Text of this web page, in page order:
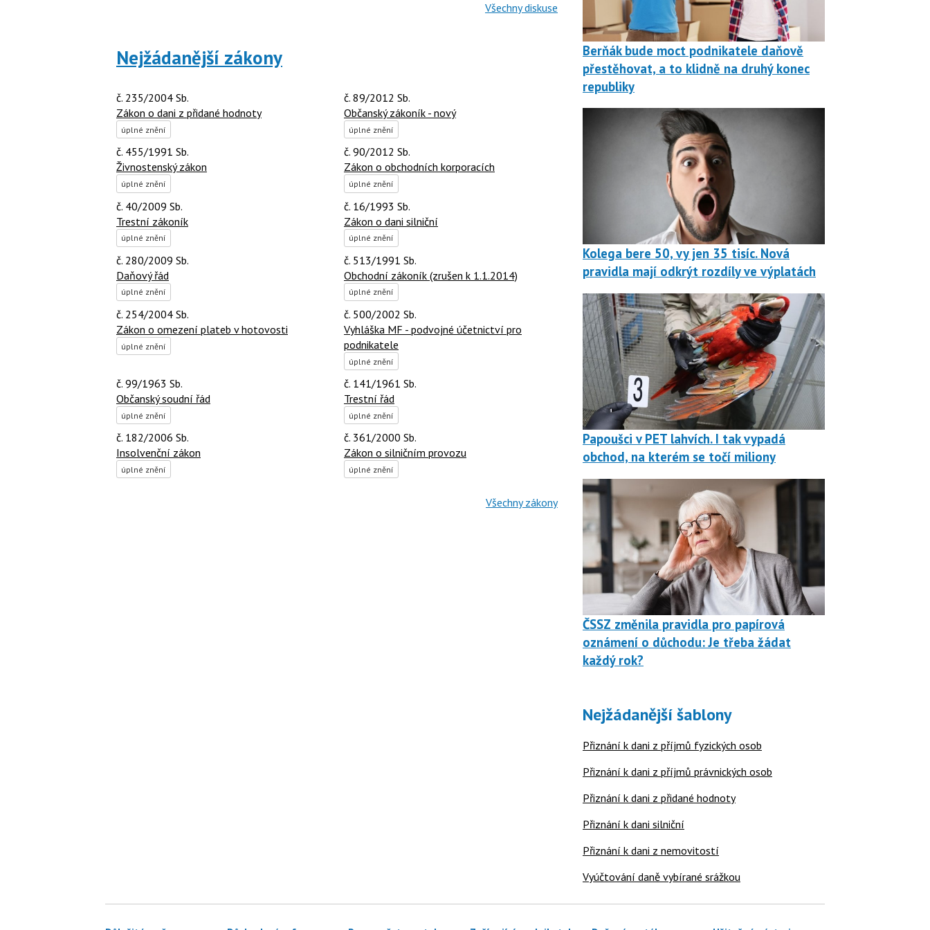
Všechny diskuse
Nejžádanější zákony
č. 235/2004 Sb.
Zákon o dani z přidané hodnoty
úplné znění
č. 89/2012 Sb.
Občanský zákoník - nový
úplné znění
č. 455/1991 Sb.
Živnostenský zákon
úplné znění
č. 90/2012 Sb.
Zákon o obchodních korporacích
úplné znění
č. 40/2009 Sb.
Trestní zákoník
úplné znění
č. 16/1993 Sb.
Zákon o dani silniční
úplné znění
č. 280/2009 Sb.
Daňový řád
úplné znění
č. 513/1991 Sb.
Obchodní zákoník (zrušen k 1.1.2014)
úplné znění
č. 254/2004 Sb.
Zákon o omezení plateb v hotovosti
úplné znění
č. 500/2002 Sb.
Vyhláška MF - podvojné účetnictví pro
podnikatele
úplné znění
č. 99/1963 Sb.
Občanský soudní řád
úplné znění
č. 141/1961 Sb.
Trestní řád
úplné znění
č. 182/2006 Sb.
Insolvenční zákon
úplné znění
č. 361/2000 Sb.
Zákon o silničním provozu
úplné znění
Všechny zákony
Berňák bude moct podnikatele daňově
přestěhovat, a to klidně na druhý konec
republiky
Kolega bere 50, vy jen 35 tisíc. Nová
pravidla mají odkrýt rozdíly ve výplatách
Papoušci v PET lahvích. I tak vypadá
obchod, na kterém se točí miliony
ČSSZ změnila pravidla pro papírová
oznámení o důchodu: Je třeba žádat
každý rok?
Nejžádanější šablony
Přiznání k dani z příjmů fyzických osob
Přiznání k dani z příjmů právnických osob
Přiznání k dani z přidané hodnoty
Přiznání k dani silniční
Přiznání k dani z nemovitostí
Vyúčtování daně vybírané srážkou